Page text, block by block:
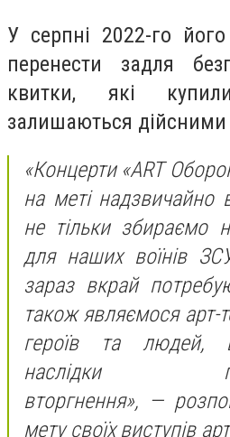
У серпні 2022-го
перенести задля
квитки, які
залишаються
«Концерти «ART
на меті
не тільки збираємо
для наших воїнів
зараз вкрай
також являємося арт-
героїв та людей,
наслідки
вторгнення», —
мету своїх виступів